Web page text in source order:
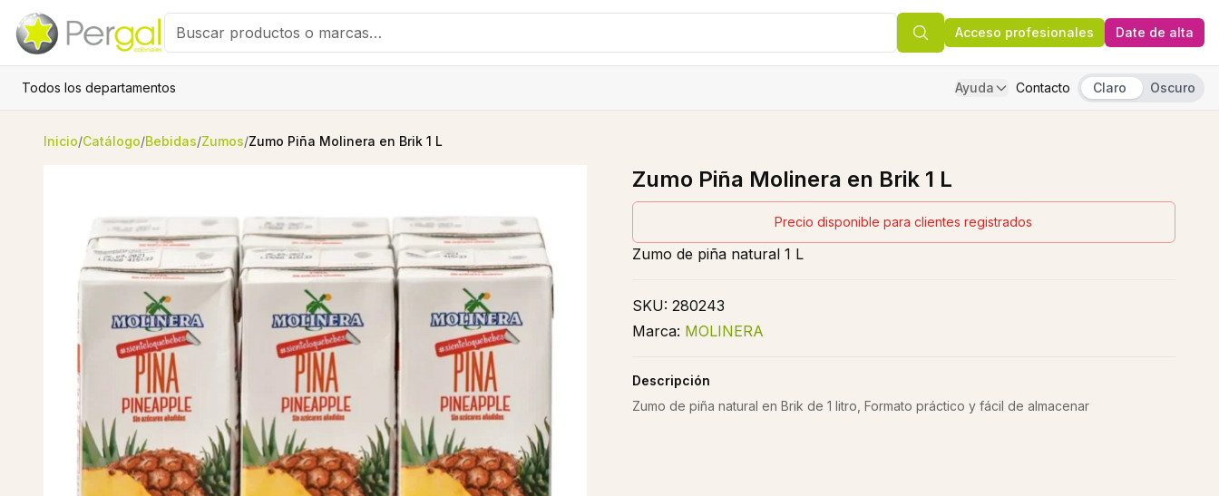
Acceso profesionales Date de alta
Todos los departamentos Ayuda Contacto Claro Oscuro
Inicio/Catálogo/Bebidas/Zumos/Zumo Piña Molinera en Brik 1 L
Zumo Piña Molinera en Brik 1 L
Precio disponible para clientes registrados
Zumo de piña natural 1 L
SKU: 280243
Marca: MOLINERA
Descripción
Zumo de piña natural en Brik de 1 litro, Formato práctico y fácil de almacenar